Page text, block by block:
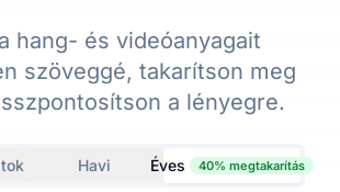
hang- és videóanyagait
szöveggé, takarítson meg
a lényegre.
Havi Éves 40% megtakarítás